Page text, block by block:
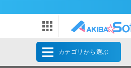
カテゴリから選ぶ